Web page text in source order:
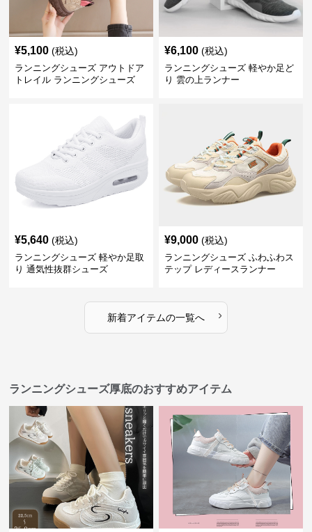
¥5,100 (税込)
ランニングシューズ アウトドア
トレイル ランニングシューズ
¥6,100 (税込)
ランニングシューズ 軽やか足ど
り 雲の上ランナー
¥5,640 (税込)
ランニングシューズ 軽やか足取
り 通気性抜群シューズ
¥9,000 (税込)
ランニングシューズ ふわふわス
テップ レディースランナー
新着アイテムの一覧へ ›
ランニングシューズ厚底のおすすめアイテム